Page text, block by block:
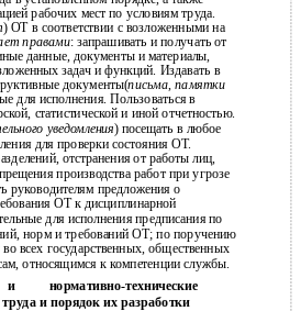
рабочих мест по условиям труда.
) ОТ в соответствии с возложенными на
правами: запрашивать и получать от
данные, документы и материалы,
задач и функций. Издавать в
документы(письма,памятки
для исполнения. Пользоваться в
статистической и иной отчетностью.
уведомления) посещать в любое
для проверки состояния ОТ.
отстранения от работы лиц,
производства работ при угрозе
руководителям предложения о
ОТ к дисциплинарной
для исполнения предписания по
норм и требований ОТ; по поручению
во всех государственных, общественных
относящимся к компетенции службы.
и нормативно-технические
и порядок их разработки